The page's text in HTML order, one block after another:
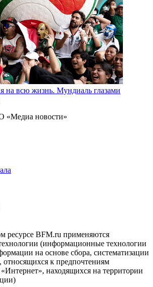
на всю жизнь. Мундиаль глазами
новости»
ресурсе BFM.ru применяются
(информационные технологии
на основе сбора, систематизации
относящихся к предпочтениям
«Интернет», находящихся на территории